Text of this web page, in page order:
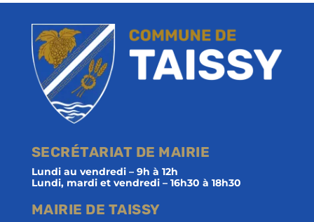
SECRÉTARIAT DE MAIRIE
Lundi au vendredi – 9h à 12h
Lundi, mardi et vendredi – 16h30 à 18h30
MAIRIE DE TAISSY